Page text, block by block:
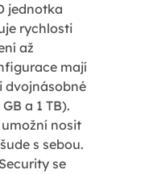
jednotka
rychlosti
až
mají
dvojnásobné
a 1 TB).
nosit
s sebou.
se